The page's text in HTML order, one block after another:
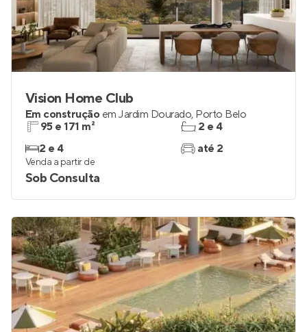
Vision Home Club
Em construção em Jardim Dourado, Porto Belo
95 e 171 m²
2 e 4
2 e 4
até 2
Venda a partir de
Sob Consulta